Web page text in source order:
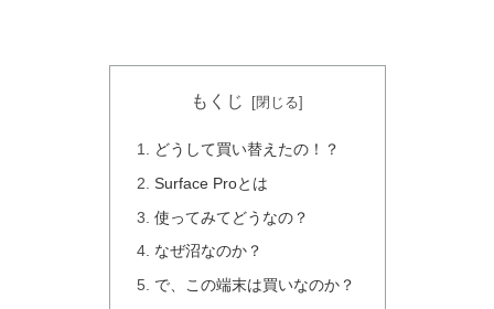
もくじ
どうして買い替えたの！？
Surface Proとは
使ってみてどうなの？
なぜ沼なのか？
で、この端末は買いなのか？